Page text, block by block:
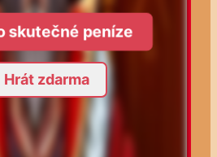
skutečné peníze
Hrát zdarma